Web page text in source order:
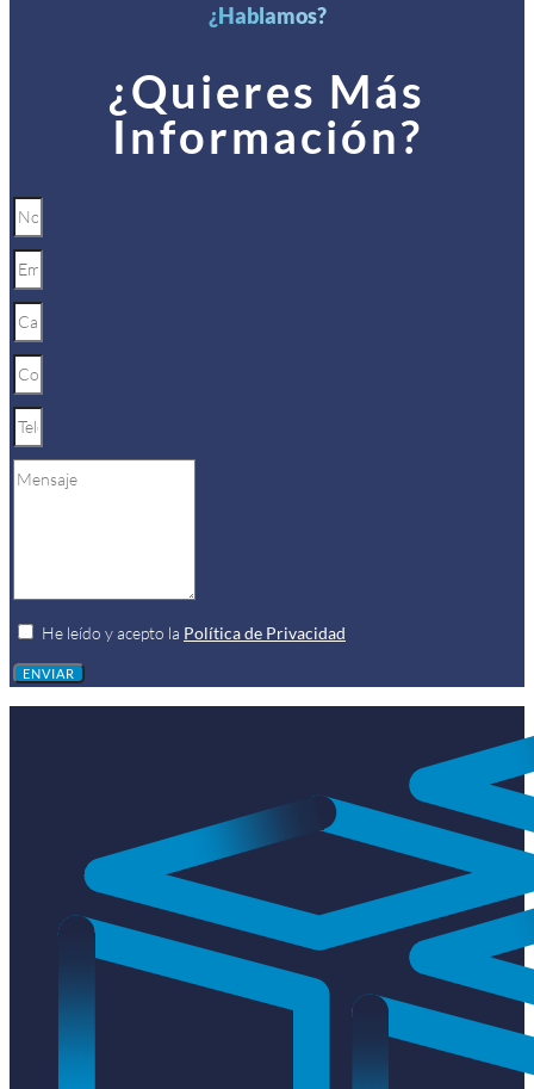
¿Hablamos?
¿Quieres Más
Información?
He leído y acepto la Política de Privacidad
ENVIAR